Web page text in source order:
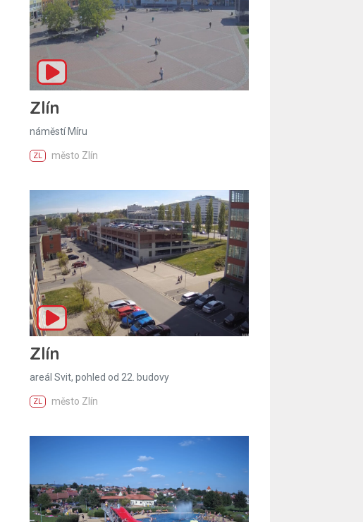
Zlín
náměstí Míru
ZL město Zlín
Zlín
areál Svit, pohled od 22. budovy
ZL město Zlín